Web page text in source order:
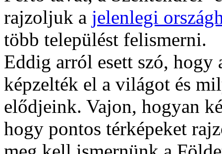
rajzoljuk a jelenlegi
több települést felismerni.
Eddig arról esett szó, hogy
képzelték el a világot és
elődjeink. Vajon, hogyan
hogy pontos térképeket